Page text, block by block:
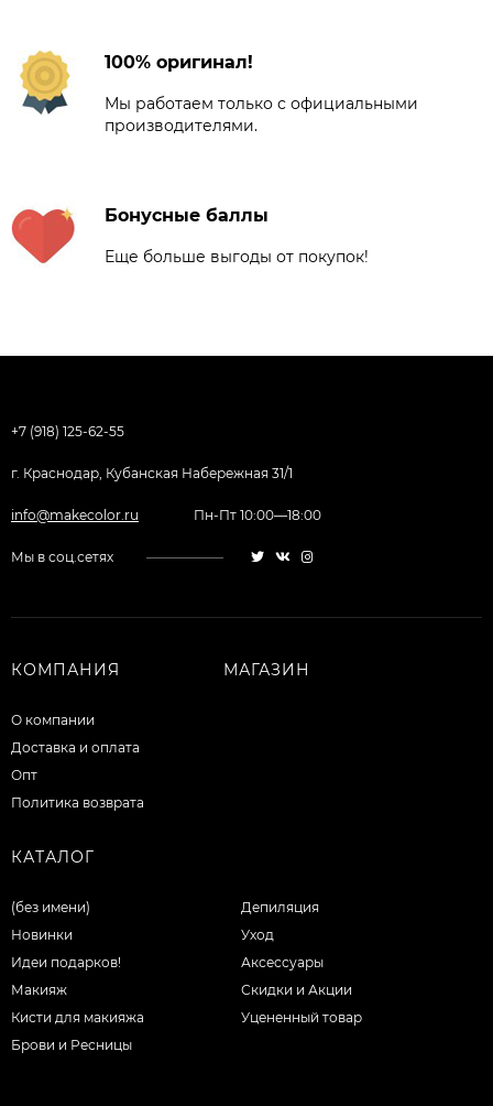
100% оригинал!
Мы работаем только с официальными
производителями.
Бонусные баллы
Еще больше выгоды от покупок!
+7 (918) 125-62-55
г. Краснодар, Кубанская Набережная 31/1
info@makecolor.ru Пн-Пт 10:00—18:00
Мы в соц.сетях
КОМПАНИЯ
О компании
Доставка и оплата
Опт
Политика возврата
МАГАЗИН
КАТАЛОГ
(без имени)
Новинки
Идеи подарков!
Макияж
Кисти для макияжа
Брови и Ресницы
Депиляция
Уход
Аксессуары
Скидки и Акции
Уцененный товар